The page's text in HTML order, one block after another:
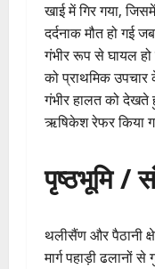
खाई में गिर गया,
दर्दनाक मौत हो गई
गंभीर रूप से घायल
को प्राथमिक
गंभीर हालत को
ऋषिकेश रेफर किया
पृष्ठभूमि /
थलीसैंण और पैठानी
मार्ग पहाड़ी ढलानों